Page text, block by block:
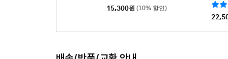
15,300원 (10% 할인)